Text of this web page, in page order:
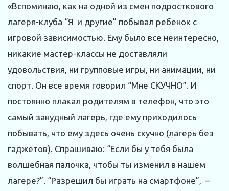
«Вспоминаю, как на одной из смен подросткового
лагеря-клуба “Я и другие” побывал ребенок с
игровой зависимостью. Ему было все неинтересно,
никакие мастер-классы не доставляли
удовольствия, ни групповые игры, ни анимации, ни
спорт. Он все время говорил “Мне СКУЧНО”. И
постоянно плакал родителям в телефон, что это
самый занудный лагерь, где ему приходилось
побывать, что ему здесь очень скучно (лагерь без
гаджетов). Спрашиваю: “Если бы у тебя была
волшебная палочка, чтобы ты изменил в нашем
лагере?”. “Разрешил бы играть на смартфоне”, –